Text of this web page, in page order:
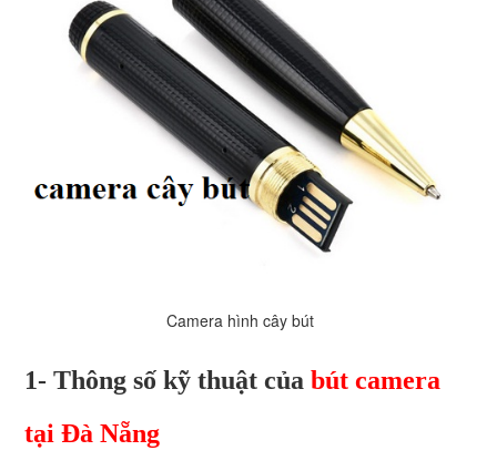
Camera hình cây bút
1- Thông số kỹ thuật củabút camera
tại Đà Nẵng